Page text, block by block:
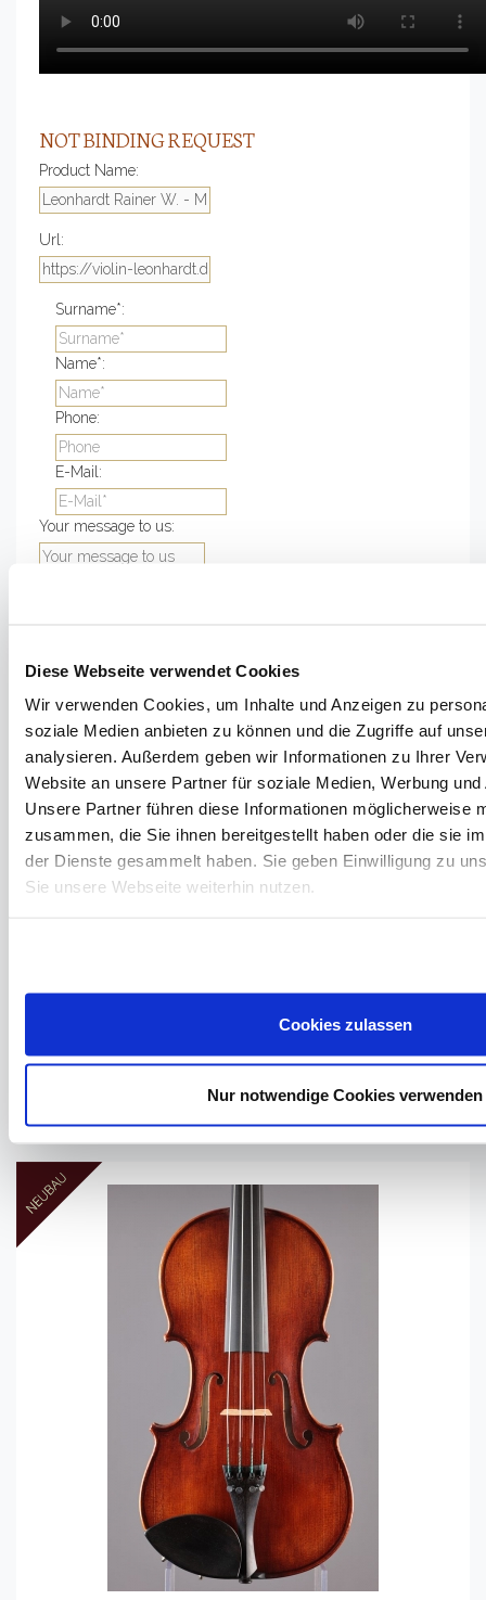
Diese Webseite verwendet Cookies
Wir verwenden Cookies, um Inhalte und Anzeigen zu
soziale Medien anbieten zu können und die Zugriffe auf
analysieren. Außerdem geben wir Informationen zu Ihrer
Website an unsere Partner für soziale Medien, Werbung
Unsere Partner führen diese Informationen möglicherweise
zusammen, die Sie ihnen bereitgestellt haben oder die sie
der Dienste gesammelt haben. Sie geben Einwilligung zu
Sie unsere Webseite weiterhin nutzen.
Cookies zulassen
Nur notwendige Cookies verwenden
NOT BINDING REQUEST
Product Name:
Url:
Surname*:
Name*:
Phone:
E-Mail:
Your message to us:
Preferred contact:
Phone
E-Mail
Security Question
submit non-binding request
OWN WORKSHOP
MORE INSTRUMENTS